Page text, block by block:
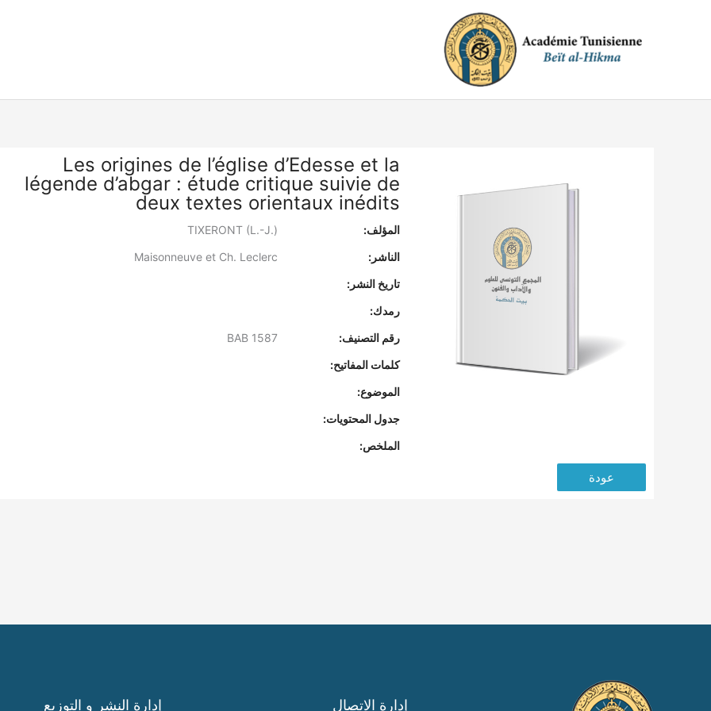
Les origines de l’église d’Edesse et la
légende d’abgar : étude critique suivie de
deux textes orientaux inédits
المؤلف:
الناشر:
تاريخ النشر:
رمدك:
رقم التصنيف:
كلمات المفاتيح:
الموضوع:
جدول المحتويات:
الملخص:
عودة
إدارة الاتصال إدارة النشر و التوزيع